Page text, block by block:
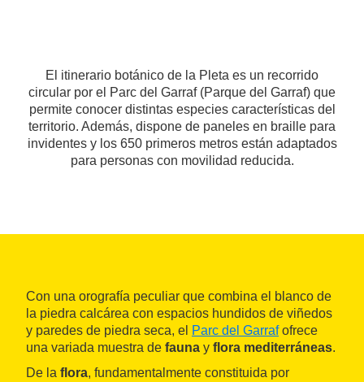
El itinerario botánico de la Pleta es un recorrido
circular por el Parc del Garraf (Parque del Garraf) que
permite conocer distintas especies características del
territorio. Además, dispone de paneles en braille para
invidentes y los 650 primeros metros están adaptados
para personas con movilidad reducida.
Con una orografía peculiar que combina el blanco de
la piedra calcárea con espacios hundidos de viñedos
y paredes de piedra seca, el Parc del Garrafofrece
una variada muestra de fauna y flora mediterráneas.
De la flora, fundamentalmente constituida por